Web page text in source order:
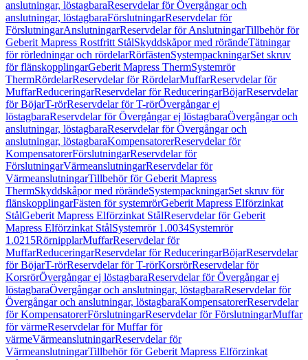
anslutningar, löstagbaraReservdelar för Övergångar och
anslutningar, löstagbaraFörslutningarReservdelar för
FörslutningarAnslutningarReservdelar för AnslutningarTillbehör för
Geberit Mapress Rostfritt StålSkyddskåpor med rörändeTätningar
för rörledningar och rördelarRörfästenSystempackningarSet skruv
för flänskopplingarGeberit Mapress ThermSystemrör
ThermRördelarReservdelar för RördelarMuffarReservdelar för
MuffarReduceringarReservdelar för ReduceringarBöjarReservdelar
för BöjarT-rörReservdelar för T-rörÖvergångar ej
löstagbaraReservdelar för Övergångar ej löstagbaraÖvergångar och
anslutningar, löstagbaraReservdelar för Övergångar och
anslutningar, löstagbaraKompensatorerReservdelar för
KompensatorerFörslutningarReservdelar för
FörslutningarVärmeanslutningarReservdelar för
VärmeanslutningarTillbehör för Geberit Mapress
ThermSkyddskåpor med rörändeSystempackningarSet skruv för
flänskopplingarFästen för systemrörGeberit Mapress Elförzinkat
StålGeberit Mapress Elförzinkat StålReservdelar för Geberit
Mapress Elförzinkat StålSystemrör 1.0034Systemrör
1.0215RörnipplarMuffarReservdelar för
MuffarReduceringarReservdelar för ReduceringarBöjarReservdelar
för BöjarT-rörReservdelar för T-rörKorsrörReservdelar för
KorsrörÖvergångar ej löstagbaraReservdelar för Övergångar ej
löstagbaraÖvergångar och anslutningar, löstagbaraReservdelar för
Övergångar och anslutningar, löstagbaraKompensatorerReservdelar
för KompensatorerFörslutningarReservdelar för FörslutningarMuffar
för värmeReservdelar för Muffar för
värmeVärmeanslutningarReservdelar för
VärmeanslutningarTillbehör för Geberit Mapress Elförzinkat